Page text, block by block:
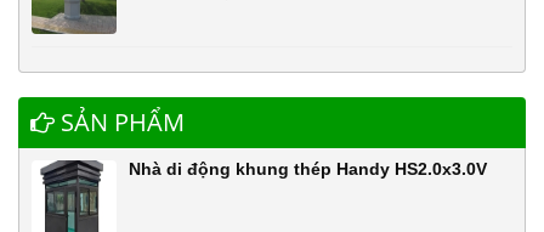
SẢN PHẨM
Nhà di động khung thép Handy HS2.0x3.0V